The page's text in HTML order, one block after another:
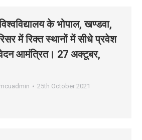
के भोपाल, खण्‍डवा,
में रिक्‍त स्‍थानों में सीधे प्रवेश
आमंत्रित। 27 अक्‍टूबर,
mcuadmin 25th October 2021